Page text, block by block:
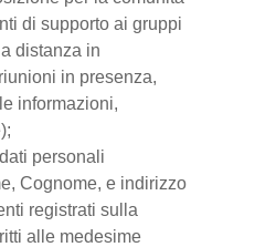
di supporto ai gruppi
distanza in
in presenza,
informazioni,
personali
Cognome, e indirizzo
registrati sulla
alle medesime